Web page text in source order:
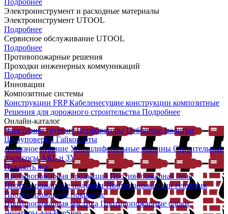
Подробнее
Электроинструмент и расходные материалы
Электроинструмент UTOOL
Подробнее
Сервисное обслуживание UTOOL
Подробнее
Противопожарные решения
Проходки инженерных коммуникаций
Подробнее
Инновации
Композитные системы
Конструкции FRPКабеленесущие конструкции композитные
Решения для дорожного строительства Подробнее
Онлайн-каталог
ЭлектроинструментПерфораторы Отбойные молотки
Шуруповерты Гайковерты
Алмазное бурение Углошлифовальные машины Строительные
пылесосыАКБ и ЗУ
Показать все
Противопожарная продукция Противопожарная пена
Противопожарные подушкиПротивопожарный герметик
Противопожарное покрытие
Противопожарная мастика Противопожарные блоки